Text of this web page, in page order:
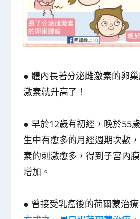
● 體內長著分泌雌激素的卵
激素就升高了！
●早於12歲有初經，晚於55
生中有愈多的月經週期次數
素的刺激愈多，得到子宮內
增加。
● 曾接受乳癌後的荷爾蒙治療